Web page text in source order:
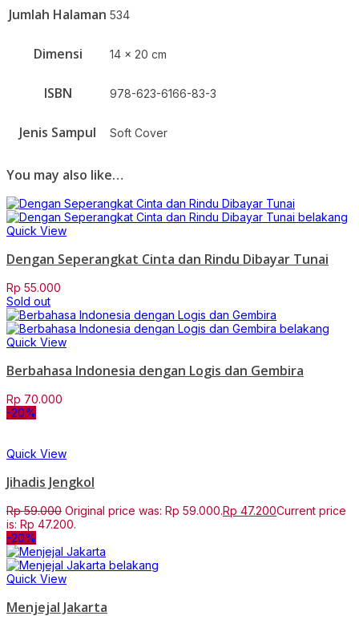
Jumlah Halaman 534
Dimensi 14 x 20 cm
ISBN 978-623-6166-83-3
Jenis Sampul Soft Cover
You may also like…
Quick View
Dengan Seperangkat Cinta dan Rindu Dibayar Tunai
Rp 55.000
Sold out
Quick View
Berbahasa Indonesia dengan Logis dan Gembira
Rp 70.000
-20%
Quick View
Jihadis Jengkol
Rp59.000 Original price was: Rp 59.000.Rp 47.200Current price
is: Rp 47.200.
-20%
Quick View
Menjejal Jakarta